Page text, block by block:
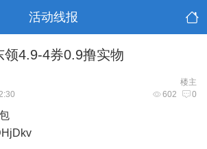
活动线报
领4.9-4券0.9撸实物
楼主
602 0